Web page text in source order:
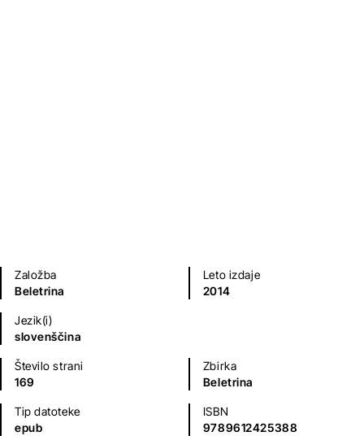
Založba
Beletrina
Leto izdaje
2014
Jezik(i)
slovenščina
Število strani
169
Zbirka
Beletrina
Tip datoteke
epub
ISBN
9789612425388